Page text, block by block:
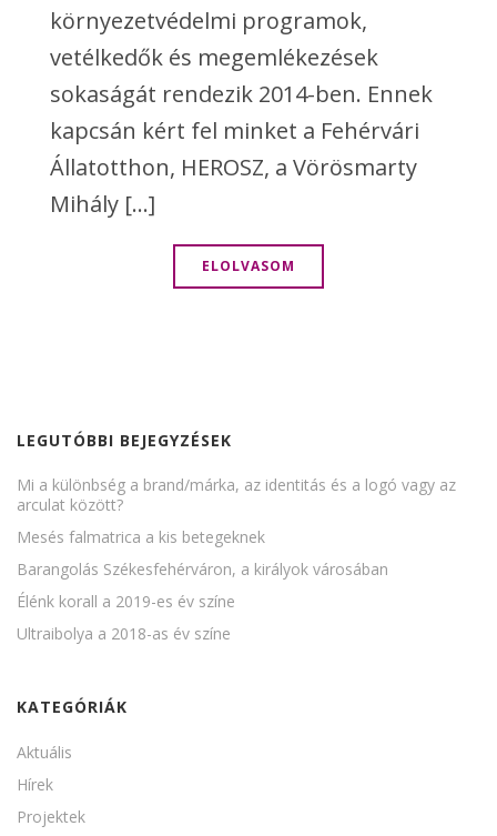
környezetvédelmi programok,
vetélkedők és megemlékezések
sokaságát rendezik 2014-ben. Ennek
kapcsán kért fel minket a Fehérvári
Állatotthon, HEROSZ, a Vörösmarty
Mihály [...]
ELOLVASOM
LEGUTÓBBI BEJEGYZÉSEK
Mi a különbség a brand/márka, az identitás és a logó vagy az
arculat között?
Mesés falmatrica a kis betegeknek
Barangolás Székesfehérváron, a királyok városában
Élénk korall a 2019-es év színe
Ultraibolya a 2018-as év színe
KATEGÓRIÁK
Aktuális
Hírek
Projektek